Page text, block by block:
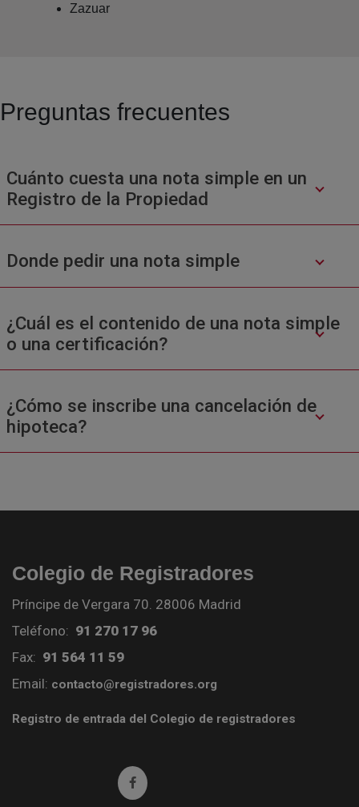
Zazuar
Preguntas frecuentes
Cuánto cuesta una nota simple en un
Registro de la Propiedad
Donde pedir una nota simple
¿Cuál es el contenido de una nota simple
o una certificación?
¿Cómo se inscribe una cancelación de
hipoteca?
Colegio de Registradores
Príncipe de Vergara 70. 28006 Madrid
Teléfono: 91 270 17 96
Fax: 91 564 11 59
Email: contacto@registradores.org
Registro de entrada del Colegio de registradores
Ir a facebook (abre en ventana nueva)